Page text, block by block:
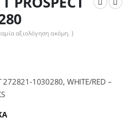
αξιολόγηση ακόμη. )
272821-1030280, WHITE/RED –